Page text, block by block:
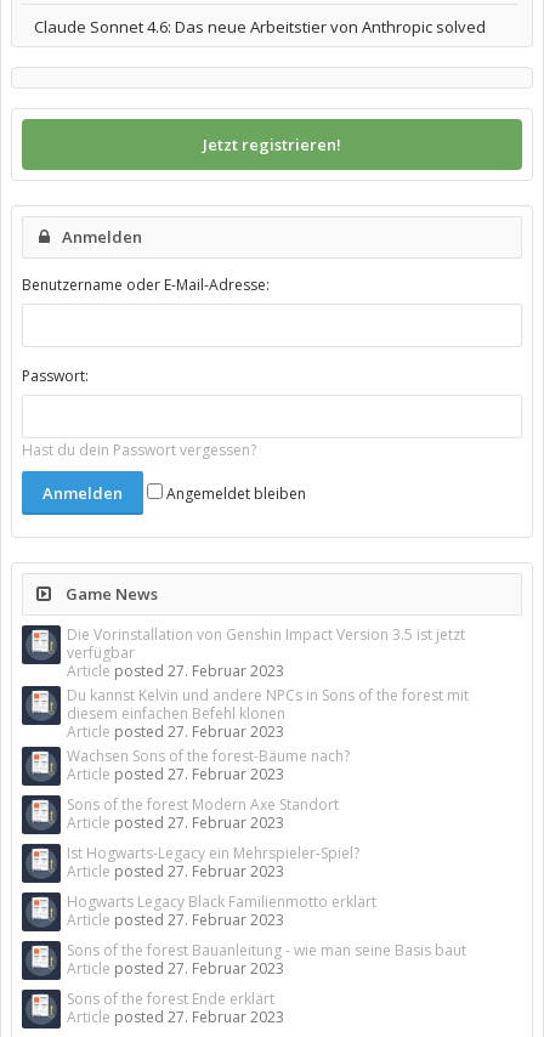
Claude Sonnet 4.6: Das neue Arbeitstier von Anthropic solved
Jetzt registrieren!
Anmelden
Benutzername oder E-Mail-Adresse:
Passwort:
Hast du dein Passwort vergessen?
Angemeldet bleiben
Game News
Die Vorinstallation von Genshin Impact Version 3.5 ist jetzt
verfügbar
Article posted 27. Februar 2023
Du kannst Kelvin und andere NPCs in Sons of the forest mit
diesem einfachen Befehl klonen
Article posted 27. Februar 2023
Wachsen Sons of the forest-Bäume nach?
Article posted 27. Februar 2023
Sons of the forest Modern Axe Standort
Article posted 27. Februar 2023
Ist Hogwarts-Legacy ein Mehrspieler-Spiel?
Article posted 27. Februar 2023
Hogwarts Legacy Black Familienmotto erklärt
Article posted 27. Februar 2023
Sons of the forest Bauanleitung - wie man seine Basis baut
Article posted 27. Februar 2023
Sons of the forest Ende erklärt
Article posted 27. Februar 2023